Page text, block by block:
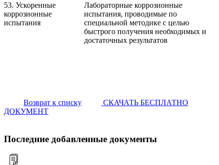
53. Ускоренные
коррозионные
испытания
Лабораторные коррозионные
испытания, проводимые по
специальной методике с целью
быстрого получения необходимых и
достаточных результатов
Возврат к списку
СКАЧАТЬ БЕСПЛАТНО
ДОКУМЕНТ
Последние добавленные документы